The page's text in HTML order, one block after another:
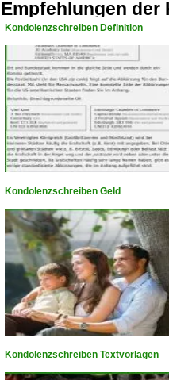
Empfehlungen der
Kondolenzschreiben Definition
Kondolenzschreiben Geld
Kondolenzschreiben Textvorlagen